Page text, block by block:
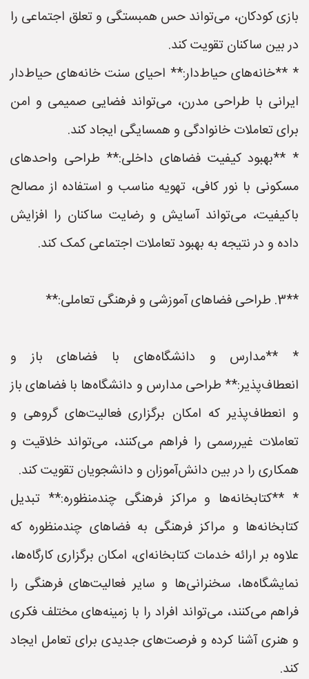
بازی کودکان، می‌تواند حس همبستگی و تعلق اجتماعی را
در بین ساکنان تقویت کند.
* **خانه‌های حیاط‌دار:** احیای سنت خانه‌های حیاط‌دار
ایرانی با طراحی مدرن، می‌تواند فضایی صمیمی و امن
برای تعاملات خانوادگی و همسایگی ایجاد کند.
* **بهبود کیفیت فضاهای داخلی:** طراحی واحدهای
مسکونی با نور کافی، تهویه مناسب و استفاده از مصالح
باکیفیت، می‌تواند آسایش و رضایت ساکنان را افزایش
داده و در نتیجه به بهبود تعاملات اجتماعی کمک کند.
**3. طراحی فضاهای آموزشی و فرهنگی تعاملی:**
* **مدارس و دانشگاه‌های با فضاهای باز و
انعطاف‌پذیر:** طراحی مدارس و دانشگاه‌ها با فضاهای باز
و انعطاف‌پذیر که امکان برگزاری فعالیت‌های گروهی و
تعاملات غیررسمی را فراهم می‌کنند، می‌تواند خلاقیت و
همکاری را در بین دانش‌آموزان و دانشجویان تقویت کند.
* **کتابخانه‌ها و مراکز فرهنگی چندمنظوره:** تبدیل
کتابخانه‌ها و مراکز فرهنگی به فضاهای چندمنظوره که
علاوه بر ارائه خدمات کتابخانه‌ای، امکان برگزاری کارگاه‌ها،
نمایشگاه‌ها، سخنرانی‌ها و سایر فعالیت‌های فرهنگی را
فراهم می‌کنند، می‌تواند افراد را با زمینه‌های مختلف فکری
و هنری آشنا کرده و فرصت‌های جدیدی برای تعامل ایجاد
کند.